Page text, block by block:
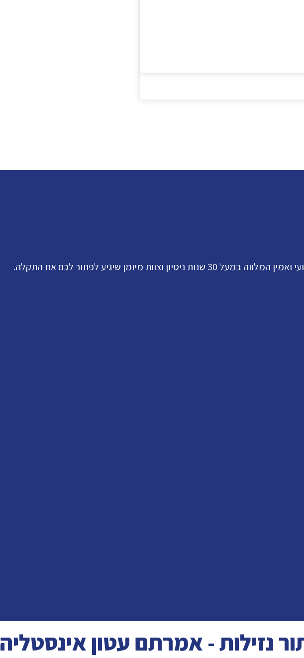
מיומן שיגיע לפתור לכם את התקלה.
נזילות - אמרתם עטון אינסטליה